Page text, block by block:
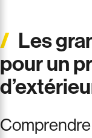
Les
pour un